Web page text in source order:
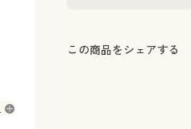
この商品をシェアする